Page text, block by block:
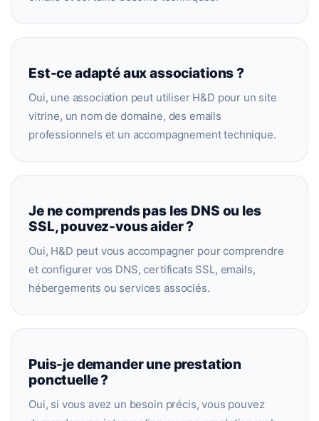
Est-ce adapté aux associations ?
Oui, une association peut utiliser H&D pour un site
vitrine, un nom de domaine, des emails
professionnels et un accompagnement technique.
Je ne comprends pas les DNS ou les
SSL, pouvez-vous aider ?
Oui, H&D peut vous accompagner pour comprendre
et configurer vos DNS, certificats SSL, emails,
hébergements ou services associés.
Puis-je demander une prestation
ponctuelle ?
Oui, si vous avez un besoin précis, vous pouvez